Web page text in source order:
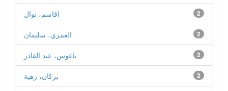
2 اقاسم، نوال
2 العمري، سليمان
2 باغوس، عبد القادر
2 بركان، زهية